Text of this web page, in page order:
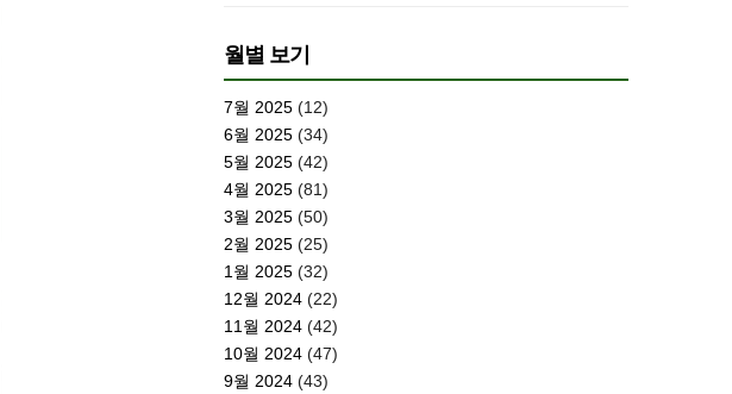
월별 보기
7월 2025 (12)
6월 2025 (34)
5월 2025 (42)
4월 2025 (81)
3월 2025 (50)
2월 2025 (25)
1월 2025 (32)
12월 2024 (22)
11월 2024 (42)
10월 2024 (47)
9월 2024 (43)